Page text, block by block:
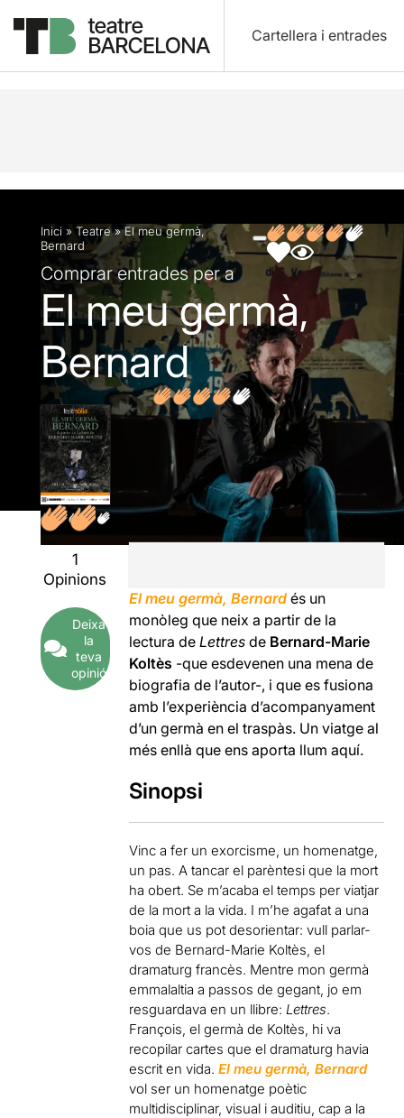
Cartellera i entrades
Descripció Fitxa artística Fotos i vídeos
Inici » Teatre»El meu germà,
Bernard
Comprar entrades per a
El meu germà,
Bernard
1
Opinions
Deixa
la
teva
opinió
El meu germà, Bernardés un
monòleg que neix a partir de la
lectura deLettresde Bernard-Marie
Koltès -que esdevenen una mena de
biografia de l’autor-, i que es fusiona
amb l’experiència d’acompanyament
d’un germà en el traspàs. Un viatge al
més enllà que ens aporta llum aquí.
Sinopsi
Vinc a fer un exorcisme, un homenatge,
un pas. A tancar el parèntesi que la mort
ha obert. Se m’acaba el temps per viatjar
de la mort a la vida. I m’he agafat a una
boia que us pot desorientar: vull parlar-
vos de Bernard-Marie Koltès, el
dramaturg francès. Mentre mon germà
emmalaltia a passos de gegant, jo em
resguardava en un llibre: Lettres.
François, el germà de Koltès, hi va
recopilar cartes que el dramaturg havia
escrit en vida.El meu germà, Bernard
vol ser un homenatge poètic
multidisciplinar, visual i auditiu, cap a la